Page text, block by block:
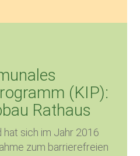
(KIP):
Rathaus
sich im Jahr 2016
zum barrierefreien